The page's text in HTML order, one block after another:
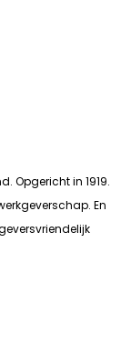
Opgericht in 1919.
En